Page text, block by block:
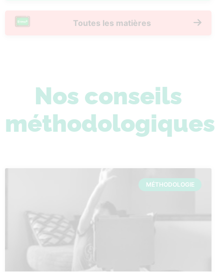
Toutes les matières
Nos conseils
méthodologiques
MÉTHODOLOGIE